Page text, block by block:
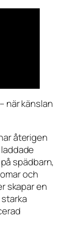
när känslan
återigen
spädbarn,
och
skapar en